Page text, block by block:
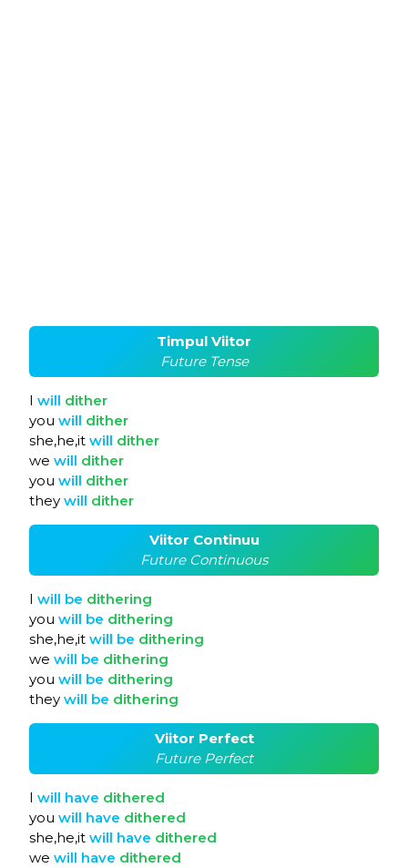
Timpul Viitor
Future Tense
I will dither
you will dither
she,he,it will dither
we will dither
you will dither
they will dither
Viitor Continuu
Future Continuous
I will be dithering
you will be dithering
she,he,it will be dithering
we will be dithering
you will be dithering
they will be dithering
Viitor Perfect
Future Perfect
I will have dithered
you will have dithered
she,he,it will have dithered
we will have dithered